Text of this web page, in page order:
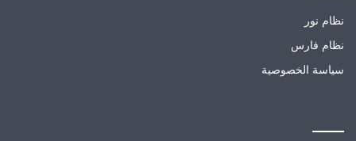
نظام نور
نظام فارس
سياسة الخصوصية